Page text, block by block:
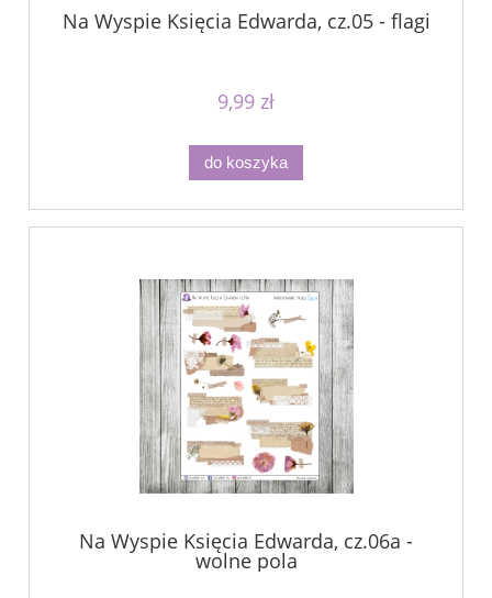
Na Wyspie Księcia Edwarda, cz.05 - flagi
9,99 zł
do koszyka
Na Wyspie Księcia Edwarda, cz.06a -
wolne pola